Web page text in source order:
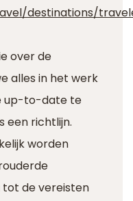
destinations/
over de
alles in het werk
up-to-date te
een richtlijn.
worden
de vereisten